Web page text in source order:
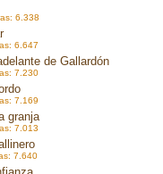
6.338
6.647
de Gallardón
7.230
7.169
granja
7.013
7.640